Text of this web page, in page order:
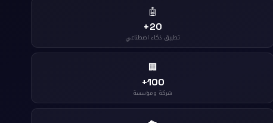
🤖
20+
تطبيق ذكاء اصطناعي
🏢
100+
شركة ومؤسسة